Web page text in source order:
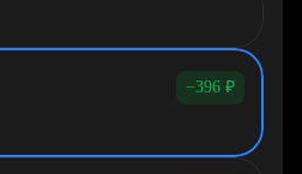
−396 ₽